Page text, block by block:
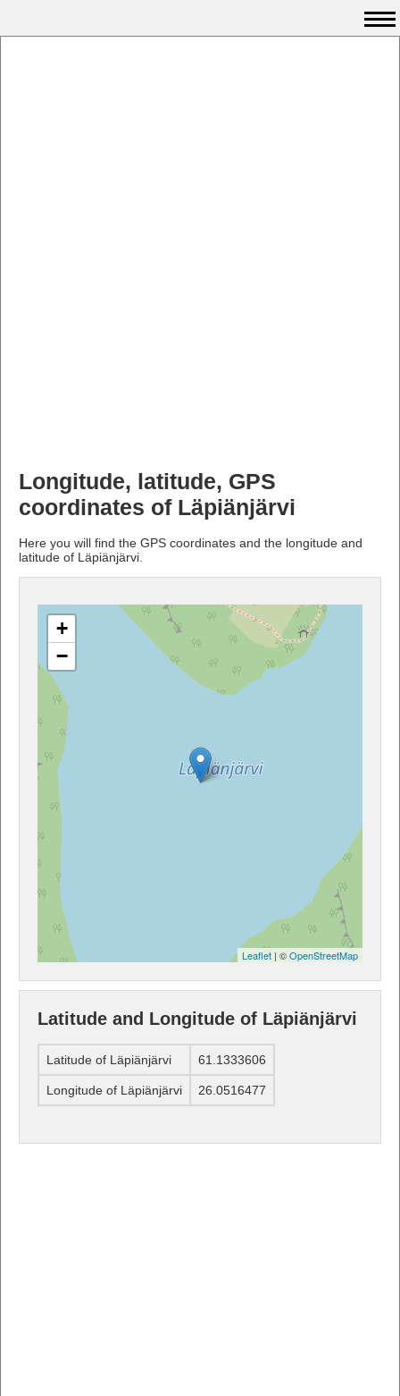
Longitude, latitude, GPS
coordinates of Läpiänjärvi
Here you will find the GPS coordinates and the longitude and
latitude of Läpiänjärvi.
+
−
Leaflet | ©OpenStreetMap
Latitude and Longitude of Läpiänjärvi
Latitude of Läpiänjärvi 61.1333606
Longitude of Läpiänjärvi 26.0516477